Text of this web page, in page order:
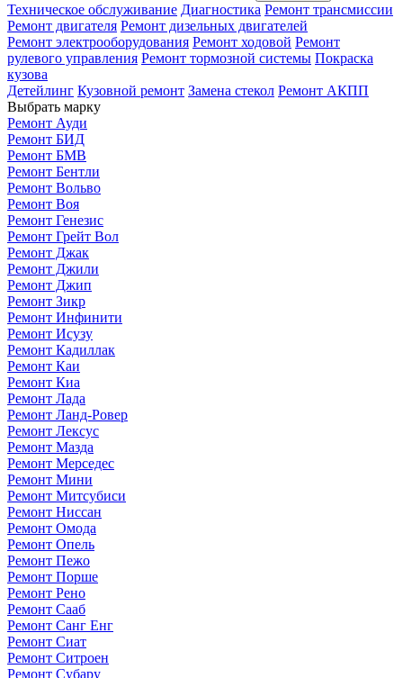
Техническое обслуживание Диагностика Ремонт трансмиссии
Ремонт двигателя Ремонт дизельных двигателей
Ремонт электрооборудования Ремонт ходовой Ремонт
рулевого управления Ремонт тормозной системы Покраска
кузова
Детейлинг Кузовной ремонт Замена стекол Ремонт АКПП
Выбрать марку
Ремонт Ауди
Ремонт БИД
Ремонт БМВ
Ремонт Бентли
Ремонт Вольво
Ремонт Воя
Ремонт Генезис
Ремонт Грейт Вол
Ремонт Джак
Ремонт Джили
Ремонт Джип
Ремонт Зикр
Ремонт Инфинити
Ремонт Исузу
Ремонт Кадиллак
Ремонт Каи
Ремонт Киа
Ремонт Лада
Ремонт Ланд-Ровер
Ремонт Лексус
Ремонт Мазда
Ремонт Мерседес
Ремонт Мини
Ремонт Митсубиси
Ремонт Ниссан
Ремонт Омода
Ремонт Опель
Ремонт Пежо
Ремонт Порше
Ремонт Рено
Ремонт Сааб
Ремонт Санг Енг
Ремонт Сиат
Ремонт Ситроен
Ремонт Субару